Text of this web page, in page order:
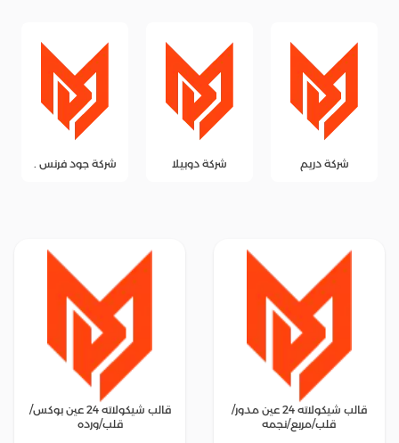
شركة دريم شركة دوبيلا شركة جود فرنس .
قالب شيكولاته 24 عين مدور/
قلب/مربع/نجمه
قالب شيكولاته 24 عين بوكس/
قلب/ورده